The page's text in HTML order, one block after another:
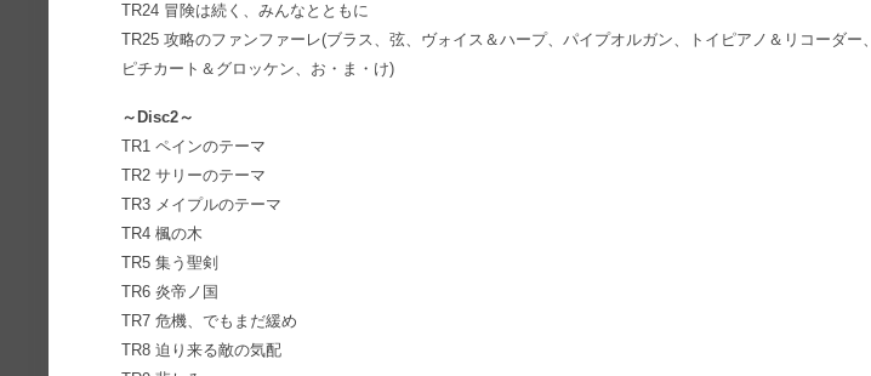
TR24 冒険は続く、みんなとともに
TR25 攻略のファンファーレ(ブラス、弦、ヴォイス＆ハープ、パイプオルガン、トイピアノ＆リコーダー、
ピチカート＆グロッケン、お・ま・け)
～Disc2～
TR1 ペインのテーマ
TR2 サリーのテーマ
TR3 メイプルのテーマ
TR4 楓の木
TR5 集う聖剣
TR6 炎帝ノ国
TR7 危機、でもまだ緩め
TR8 迫り来る敵の気配